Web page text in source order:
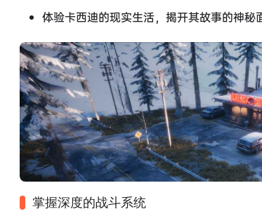
体验卡西迪的现实生活，揭开其故事的神秘
掌握深度的战斗系统​